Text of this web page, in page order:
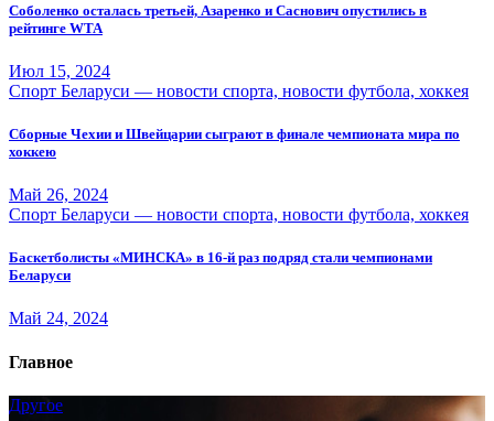
Соболенко осталась третьей, Азаренко и Саснович опустились в
рейтинге WTA
Июл 15, 2024
Спорт Беларуси — новости спорта, новости футбола, хоккея
Сборные Чехии и Швейцарии сыграют в финале чемпионата мира по
хоккею
Май 26, 2024
Спорт Беларуси — новости спорта, новости футбола, хоккея
Баскетболисты «МИНСКА» в 16-й раз подряд стали чемпионами
Беларуси
Май 24, 2024
Главное
Другое